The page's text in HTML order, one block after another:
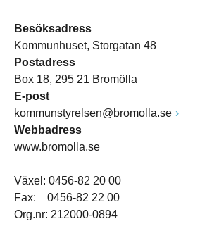
Besöksadress
Kommunhuset, Storgatan 48
Postadress
Box 18, 295 21 Bromölla
E-post
kommunstyrelsen@bromolla.se
Webbadress
www.bromolla.se
Växel: 0456-82 20 00
Fax: 0456-82 22 00
Org.nr: 212000-0894